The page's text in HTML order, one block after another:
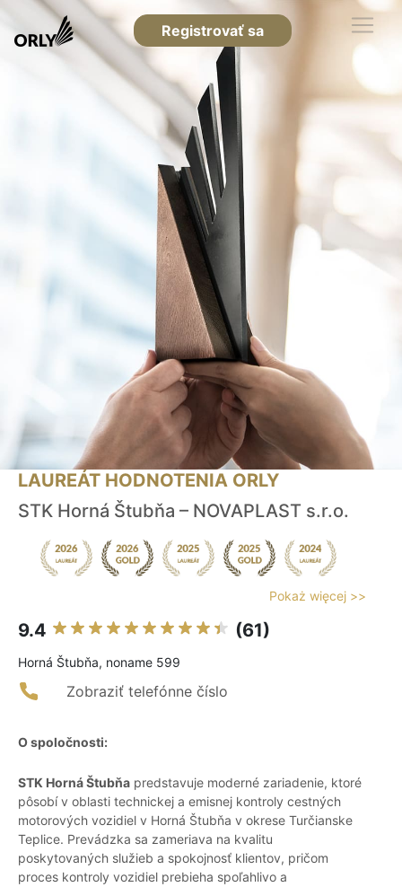
Registrovať sa
LAUREÁT HODNOTENIA ORLY
STK Horná Štubňa – NOVAPLAST s.r.o.
Pokaż więcej >>
9.4 (61)
Horná Štubňa, noname 599
Zobraziť telefónne číslo
O spoločnosti:
STK Horná Štubňa predstavuje moderné zariadenie, ktoré
pôsobí v oblasti technickej a emisnej kontroly cestných
motorových vozidiel v Horná Štubňa v okrese Turčianske
Teplice. Prevádzka sa zameriava na kvalitu
poskytovaných služieb a spokojnosť klientov, pričom
proces kontroly vozidiel prebieha spoľahlivo a